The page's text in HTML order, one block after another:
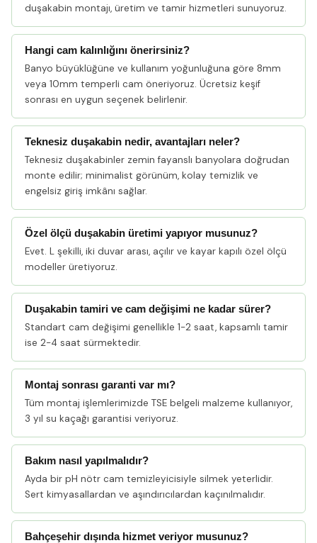
duşakabin montajı, üretim ve tamir hizmetleri sunuyoruz.
Hangi cam kalınlığını önerirsiniz?
Banyo büyüklüğüne ve kullanım yoğunluğuna göre 8mm
veya 10mm temperli cam öneriyoruz. Ücretsiz keşif
sonrası en uygun seçenek belirlenir.
Teknesiz duşakabin nedir, avantajları neler?
Teknesiz duşakabinler zemin fayanslı banyolara doğrudan
monte edilir; minimalist görünüm, kolay temizlik ve
engelsiz giriş imkânı sağlar.
Özel ölçü duşakabin üretimi yapıyor musunuz?
Evet. L şekilli, iki duvar arası, açılır ve kayar kapılı özel ölçü
modeller üretiyoruz.
Duşakabin tamiri ve cam değişimi ne kadar sürer?
Standart cam değişimi genellikle 1-2 saat, kapsamlı tamir
ise 2-4 saat sürmektedir.
Montaj sonrası garanti var mı?
Tüm montaj işlemlerimizde TSE belgeli malzeme kullanıyor,
3 yıl su kaçağı garantisi veriyoruz.
Bakım nasıl yapılmalıdır?
Ayda bir pH nötr cam temizleyicisiyle silmek yeterlidir.
Sert kimyasallardan ve aşındırıcılardan kaçınılmalıdır.
Bahçeşehir dışında hizmet veriyor musunuz?